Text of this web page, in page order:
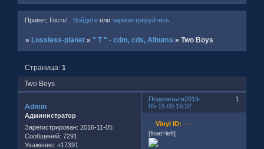
Привет, Гость! Войдитеили зарегистрируйтесь.
» Lossless-planet » " T " - cdm, cds, Albums »Two Boys
Two Boys
Страница:1
Поделиться 1
2019-
05-15 00:16:32
Admin
Администратор
Зарегистрирован: 2016-11-05
Сообщений: 7291
Уважение: +17391
Vinyl ID: ----
[float=left]